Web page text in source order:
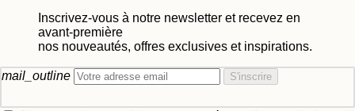
Inscrivez-vous à notre newsletter et recevez en
avant-première
nos nouveautés, offres exclusives et inspirations.
mail_outline S'inscrire